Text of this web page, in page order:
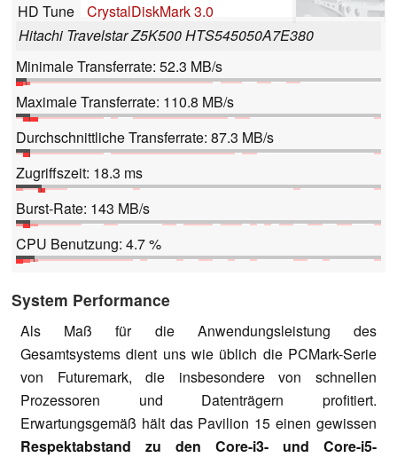
HD Tune
CrystalDiskMark 3.0
Hitachi Travelstar Z5K500 HTS545050A7E380
Minimale Transferrate: 52.3 MB/s
Maximale Transferrate: 110.8 MB/s
Durchschnittliche Transferrate: 87.3 MB/s
Zugriffszeit: 18.3 ms
Burst-Rate: 143 MB/s
CPU Benutzung: 4.7 %
System Performance
Als Maß für die Anwendungsleistung des
Gesamtsystems dient uns wie üblich die PCMark-Serie
von Futuremark, die insbesondere von schnellen
Prozessoren und Datenträgern profitiert.
Erwartungsgemäß hält das Pavilion 15 einen gewissen
Respektabstand zu den Core-i3- und Core-i5-